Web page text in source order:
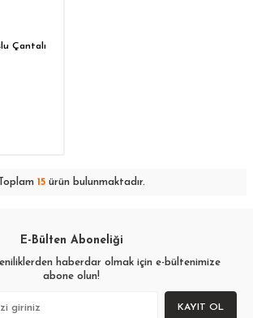
Çantalı
Toplam 15 ürün bulunmaktadır.
E-Bülten Aboneliği
haberdar olmak için e-bültenimize
abone olun!
KAYIT OL